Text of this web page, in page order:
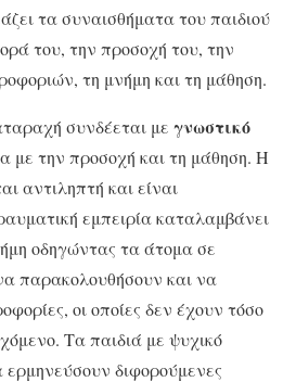
τα συναισθήματα του παιδιού
του, την προσοχή του, την
τη μνήμη και τη μάθηση.
συνδέεται με γνωστικό
με την προσοχή και τη μάθηση. Η
αντιληπτή και είναι
εμπειρία καταλαμβάνει
οδηγώντας τα άτομα σε
παρακολουθήσουν και να
οι οποίες δεν έχουν τόσο
Τα παιδιά με ψυχικό
διφορούμενες